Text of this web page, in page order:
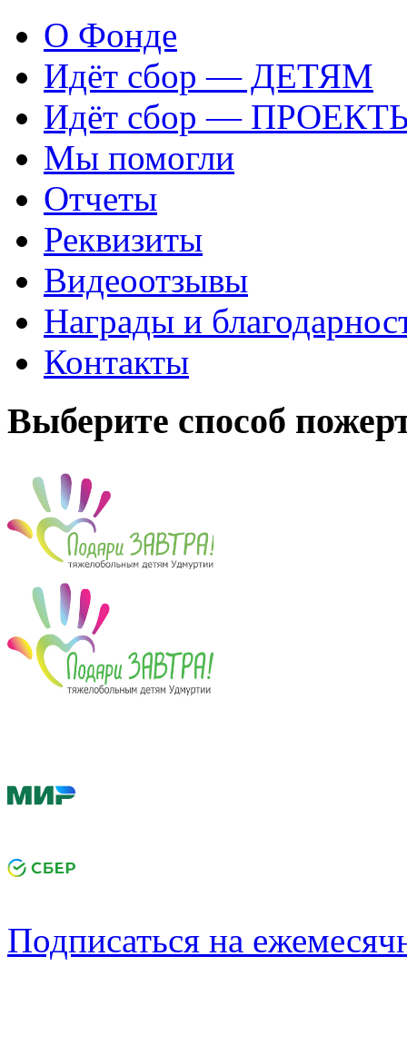
О Фонде
Идёт сбор — ДЕТЯМ
Идёт сбор —
Мы помогли
Отчеты
Реквизиты
Видеоотзывы
Награды и
Контакты
Выберите способ
Подписаться на